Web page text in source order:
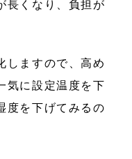
長くなり、負担が
しますので、高め
気に設定温度を下
度を下げてみるの